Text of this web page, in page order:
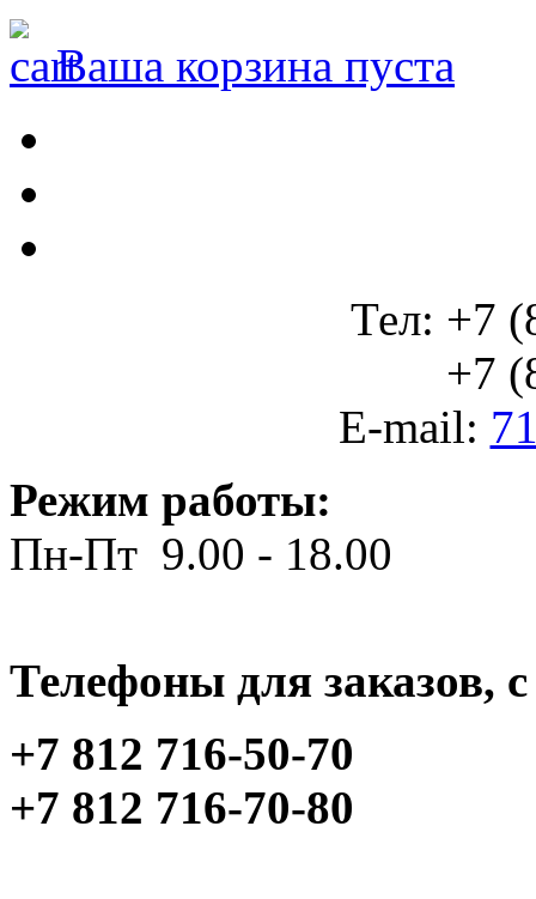
Ваша корзина пуста
Тел: +7
+7
E-mail:
Режим работы:
Пн-Пт 9.00 - 18.00
Телефоны для заказов,
+7 812 716-50-70
+7 812 716-70-80